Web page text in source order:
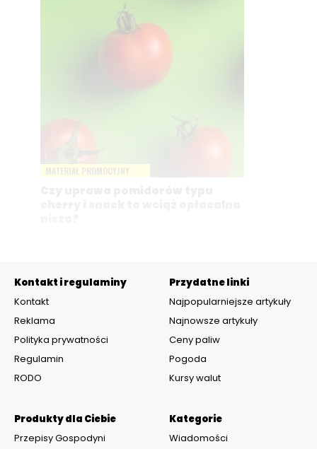
Kontakt i regulaminy
Kontakt
Reklama
Polityka prywatności
Regulamin
RODO
Kategorie
Wiadomości
Produkty dla Ciebie
Przepisy Gospodyni
Przydatne linki
Najpopularniejsze artykuły
Najnowsze artykuły
Ceny paliw
Pogoda
Kursy walut